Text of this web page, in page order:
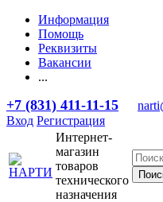
Информация
Помощь
Реквизиты
Вакансии
...
+7 (831) 411-11-15
Вход Регистрация
Интернет-
магазин
товаров
технического
назначения